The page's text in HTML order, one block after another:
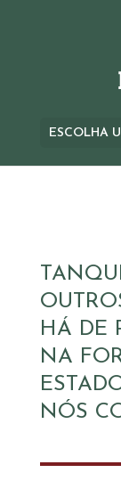
ESCOLHA
HÁ DE
NA
NÓS